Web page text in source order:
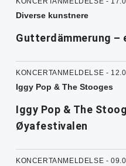
Diverse kunstnere
Gutterdämmerung
KONCERTANMELDELSE -
Iggy Pop & The Stooges
Iggy Pop & The
Øyafestivalen
KONCERTANMELDELSE -